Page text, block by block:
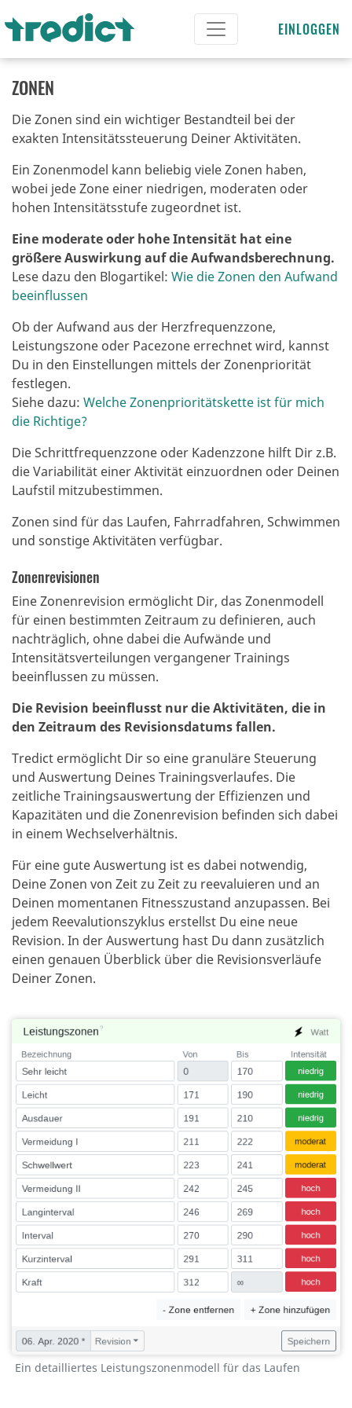
EINLOGGEN
ZONEN
Die Zonen sind ein wichtiger Bestandteil bei der
exakten Intensitätssteuerung Deiner Aktivitäten.
Ein Zonenmodel kann beliebig viele Zonen haben,
wobei jede Zone einer niedrigen, moderaten oder
hohen Intensitätsstufe zugeordnet ist.
Eine moderate oder hohe Intensität hat eine
größere Auswirkung auf die Aufwandsberechnung.
Lese dazu den Blogartikel: Wie die Zonen den Aufwand
beeinflussen
Ob der Aufwand aus der Herzfrequenzzone,
Leistungszone oder Pacezone errechnet wird, kannst
Du in den Einstellungen mittels der Zonenpriorität
festlegen.
Siehe dazu: Welche Zonenprioritätskette ist für mich
die Richtige?
Die Schrittfrequenzzone oder Kadenzzone hilft Dir z.B.
die Variabilität einer Aktivität einzuordnen oder Deinen
Laufstil mitzubestimmen.
Zonen sind für das Laufen, Fahrradfahren, Schwimmen
und sonstige Aktivitäten verfügbar.
Zonenrevisionen
Eine Zonenrevision ermöglicht Dir, das Zonenmodell
für einen bestimmten Zeitraum zu definieren, auch
nachträglich, ohne dabei die Aufwände und
Intensitätsverteilungen vergangener Trainings
beeinflussen zu müssen.
Die Revision beeinflusst nur die Aktivitäten, die in
den Zeitraum des Revisionsdatums fallen.
Tredict ermöglicht Dir so eine granuläre Steuerung
und Auswertung Deines Trainingsverlaufes. Die
zeitliche Trainingsauswertung der Effizienzen und
Kapazitäten und die Zonenrevision befinden sich dabei
in einem Wechselverhältnis.
Für eine gute Auswertung ist es dabei notwendig,
Deine Zonen von Zeit zu Zeit zu reevaluieren und an
Deinen momentanen Fitnesszustand anzupassen. Bei
jedem Reevalutionszyklus erstellst Du eine neue
Revision. In der Auswertung hast Du dann zusätzlich
einen genauen Überblick über die Revisionsverläufe
Deiner Zonen.
Ein detailliertes Leistungszonenmodell für das Laufen